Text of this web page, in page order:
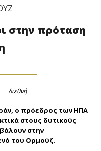
στην πρόταση
διεθνή
ο πρόεδρος των ΗΠΑ
στους δυτικούς
στην
του Ορμούζ.